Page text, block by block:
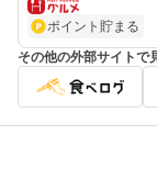
ポイント貯まる
その他の外部サイトで